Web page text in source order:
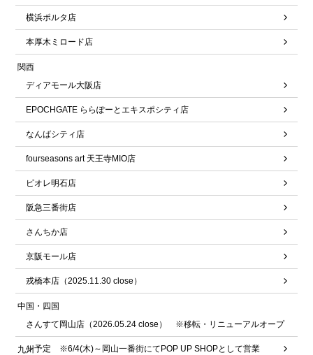
横浜ポルタ店
本厚木ミロード店
関西
ディアモール大阪店
EPOCHGATE ららぽーとエキスポシティ店
なんばシティ店
fourseasons art 天王寺MIO店
ピオレ明石店
阪急三番街店
さんちか店
京阪モール店
戎橋本店（2025.11.30 close）
中国・四国
さんすて岡山店（2026.05.24 close） ※移転・リニューアルオープ
ン予定 ※6/4(木)～岡山一番街にてPOP UP SHOPとして営業
九州